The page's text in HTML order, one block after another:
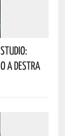
A Destra